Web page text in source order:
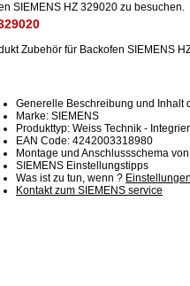
SIEMENS HZ 329020 zu besuchen.
Zubehör für Backofen SIEMENS
Generelle Beschreibung und Inhalt
Marke: SIEMENS
Produkttyp: Weiss Technik -
EAN Code: 4242003318980
Montage und Anschlussschema
SIEMENS Einstellungstipps
Was ist zu tun, wenn ?
Kontakt zum SIEMENS service